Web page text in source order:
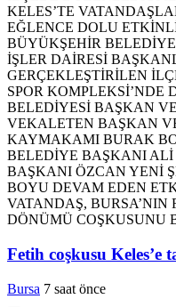
Fetih coşkusu Keles’e
Bursa 7 saat önce